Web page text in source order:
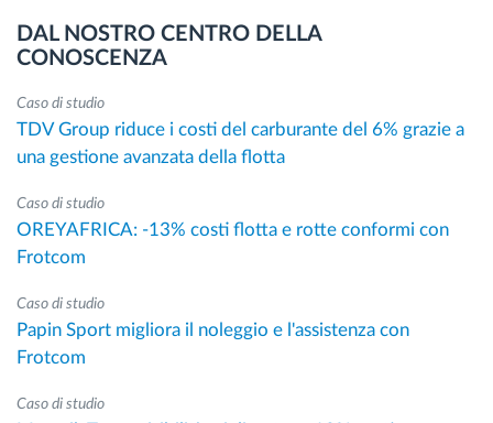
DAL NOSTRO CENTRO DELLA
CONOSCENZA
Caso di studio
TDV Group riduce i costi del carburante del 6% grazie a
una gestione avanzata della flotta
Caso di studio
OREYAFRICA: -13% costi flotta e rotte conformi con
Frotcom
Caso di studio
Papin Sport migliora il noleggio e l'assistenza con
Frotcom
Caso di studio